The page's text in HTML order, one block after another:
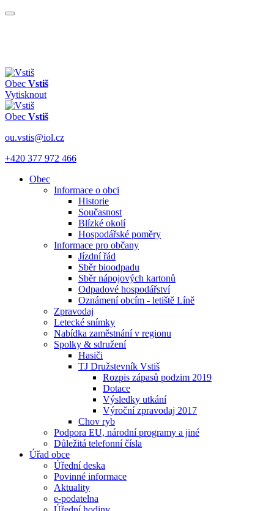
Obec Vstiš
Vytisknout
Obec Vstiš
ou.vstis@iol.cz
+420 377 972 466
Obec
Informace o obci
Historie
Současnost
Blízké okolí
Hospodářské poměry
Informace pro občany
Jízdní řád
Sběr bioodpadu
Sběr nápojových kartonů
Odpadové hospodářství
Oznámení obcím - letiště Líně
Zpravodaj
Letecké snímky
Nabídka zaměstnání v regionu
Spolky & sdružení
Hasiči
TJ Družstevník Vstiš
Rozpis zápasů podzim 2019
Dotace
Výsledky utkání
Výroční zpravodaj 2017
Chov ryb
Podpora EU, národní programy a jiné
Důležitá telefonní čísla
Úřad obce
Úřední deska
Povinné informace
Aktuality
e-podatelna